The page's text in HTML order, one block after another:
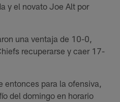
y el novato Joe Alt por
una ventaja de 10-0,
recuperarse y caer 17-
entonces para la ofensiva,
del domingo en horario